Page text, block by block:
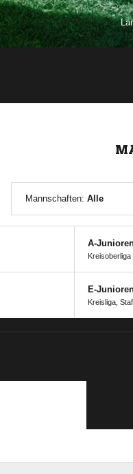
Mannschaften: Alle
A-
Kreisoberliga
E-
Kreisliga,